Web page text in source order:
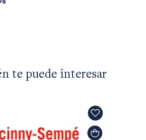
te puede interesar